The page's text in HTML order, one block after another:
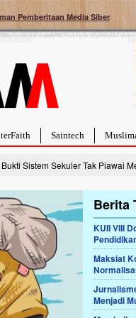
Pemberitaan Media Siber
Saintech
Sistem Sekuler Tak Piawai
Berita
KUII VIII
Maksiat
Menjadi
Sembuh Dari
dengan
Meskipun baru
imut ini harus
yaitu tumor